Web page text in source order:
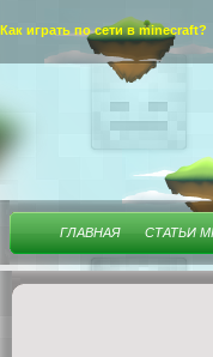
Как играть по сети в minecraft?
ГЛАВНАЯ СТАТЬИ